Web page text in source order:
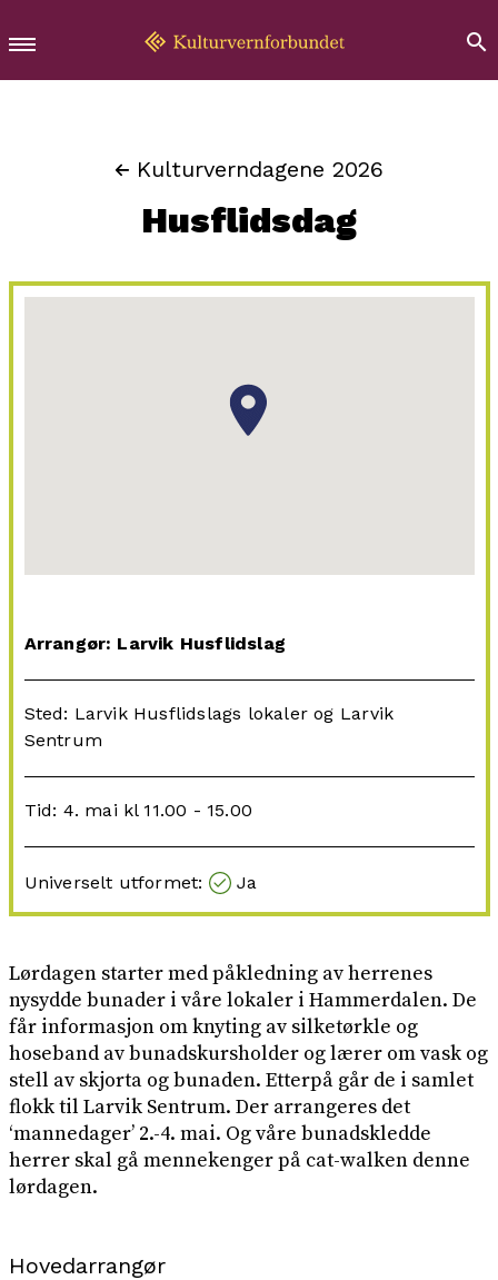
Kulturverndagene 2026
Husflidsdag
Arrangør: Larvik Husflidslag
Sted: Larvik Husflidslags lokaler og Larvik
Sentrum
Tid: 4. mai kl 11.00 - 15.00
Universelt utformet: Ja
Lørdagen starter med påkledning av herrenes
nysydde bunader i våre lokaler i Hammerdalen. De
får informasjon om knyting av silketørkle og
hoseband av bunadskursholder og lærer om vask og
stell av skjorta og bunaden. Etterpå går de i samlet
flokk til Larvik Sentrum. Der arrangeres det
‘mannedager’ 2.-4. mai. Og våre bunadskledde
herrer skal gå mennekenger på cat-walken denne
lørdagen.
Hovedarrangør